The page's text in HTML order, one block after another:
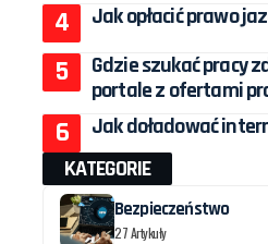
Jak opłacić prawo
Gdzie szukać pracy
portale z ofertami
Jak doładować
KATEGORIE
Bezpieczeństwo
27 Artykuły